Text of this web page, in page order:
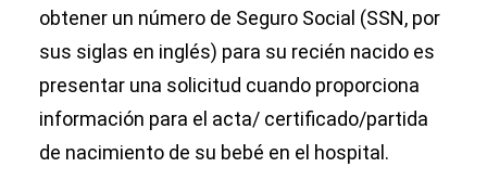
obtener un número de Seguro Social (SSN, por
sus siglas en inglés) para su recién nacido es
presentar una solicitud cuando proporciona
información para el acta/ certificado/partida
de nacimiento de su bebé en el hospital.